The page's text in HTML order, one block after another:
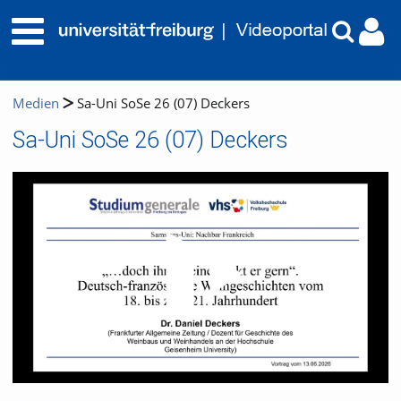
Medien Sa-Uni SoSe 26 (07) Deckers
Sa-Uni SoSe 26 (07) Deckers